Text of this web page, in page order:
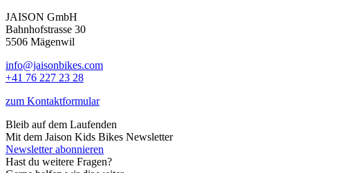
JAISON GmbH
Bahnhofstrasse 30
5506 Mägenwil
info@jaisonbikes.com
+41 76 227 23 28
zum Kontaktformular
Bleib auf dem Laufenden
Mit dem Jaison Kids Bikes Newsletter
Newsletter abonnieren
Hast du weitere Fragen?